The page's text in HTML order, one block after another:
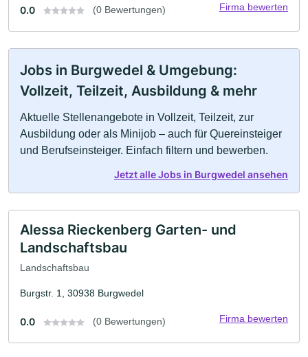
0.0 (0 Bewertungen) Firma bewerten
Jobs in Burgwedel & Umgebung:
Vollzeit, Teilzeit, Ausbildung & mehr
Aktuelle Stellenangebote in Vollzeit, Teilzeit, zur
Ausbildung oder als Minijob – auch für Quereinsteiger
und Berufseinsteiger. Einfach filtern und bewerben.
Jetzt alle Jobs in Burgwedel ansehen
Alessa Rieckenberg Garten- und
Landschaftsbau
Landschaftsbau
Burgstr. 1, 30938 Burgwedel
0.0 (0 Bewertungen) Firma bewerten